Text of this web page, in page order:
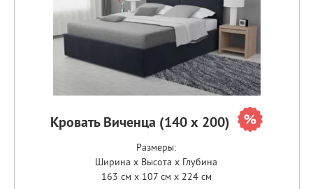
Кровать Виченца (140 х 200)
Размеры:
Ширина x Высота x Глубина
163 см x 107 см x 224 см